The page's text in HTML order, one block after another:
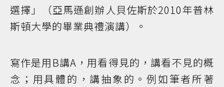
選擇」（亞馬遜創辦人貝佐斯於2010年普林
斯頓大學的畢業典禮演講）。
寫作是用B講A，用看得見的，講看不見的概
念；用具體的，講抽象的。例如筆者所著